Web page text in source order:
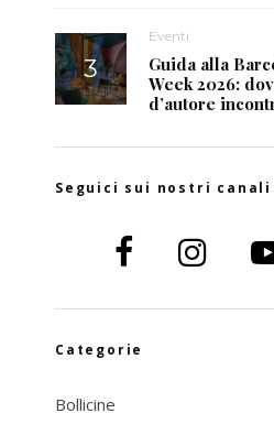
Eventi
Guida alla
Week 2026:
d’autore
Seguici sui nostri
Categorie
Bollicine